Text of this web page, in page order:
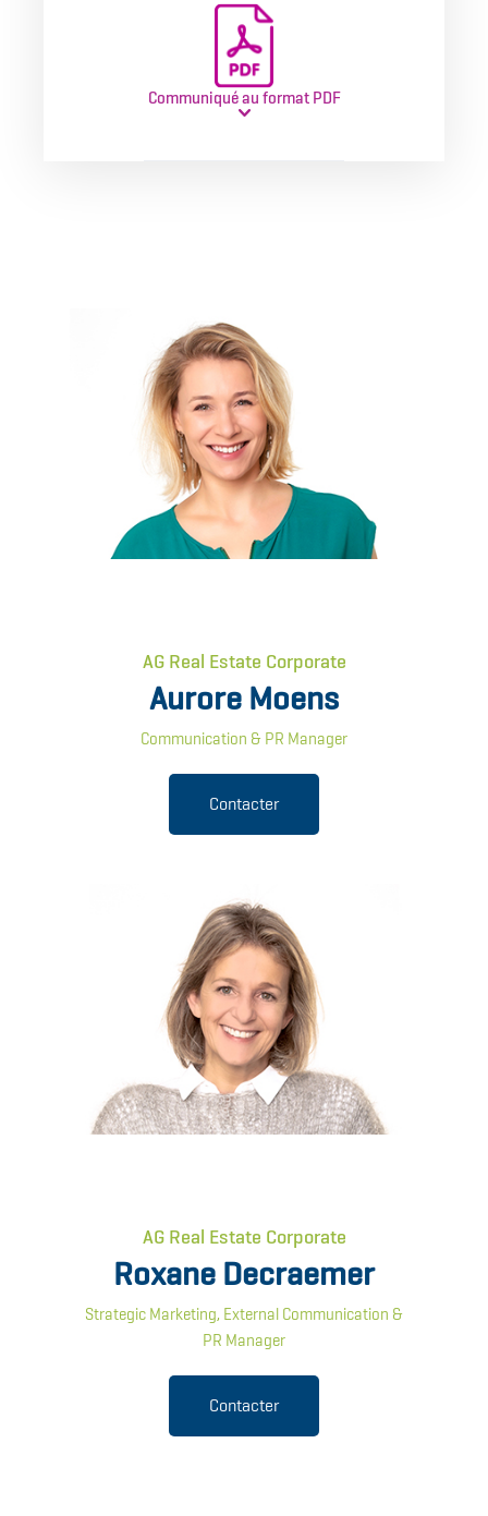
Communiqué au format PDF
AG Real Estate Corporate
Aurore Moens
Communication & PR Manager
Contacter
AG Real Estate Corporate
Roxane Decraemer
Strategic Marketing, External Communication &
PR Manager
Contacter